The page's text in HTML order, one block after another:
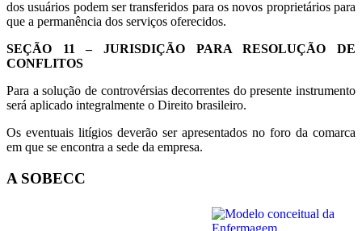
dos usuários podem ser transferidos para os novos proprietários para
que a permanência dos serviços oferecidos.
SEÇÃO 11 – JURISDIÇÃO PARA RESOLUÇÃO DE
CONFLITOS
Para a solução de controvérsias decorrentes do presente instrumento
será aplicado integralmente o Direito brasileiro.
Os eventuais litígios deverão ser apresentados no foro da comarca
em que se encontra a sede da empresa.
A SOBECC